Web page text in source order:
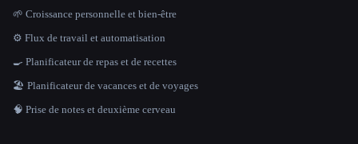
🌱 Croissance personnelle et bien-être
⚙️ Flux de travail et automatisation
🍳 Planificateur de repas et de recettes
🏖 Planificateur de vacances et de voyages
🧠 Prise de notes et deuxième cerveau